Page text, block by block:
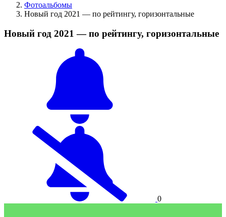
Фотоальбомы
Новый год 2021 — по рейтингу, горизонтальные
Новый год 2021 — по рейтингу, горизонтальные
0